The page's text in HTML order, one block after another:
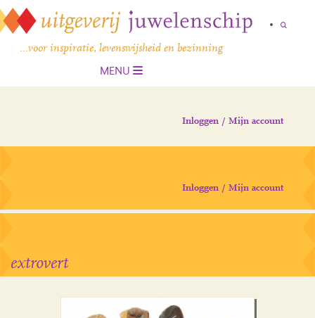
…voor inspiratie, levenswijsheid en bezinning
MENU
Inloggen / Mijn account
Inloggen / Mijn account
extrovert